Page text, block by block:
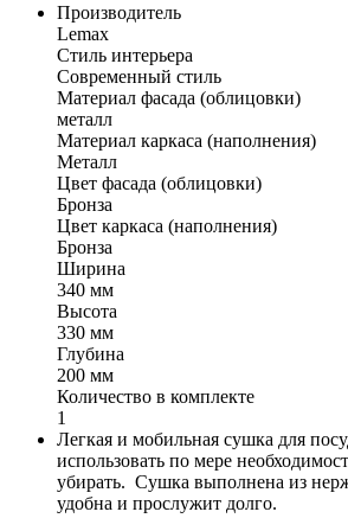
Производитель
Lemax
Стиль интерьера
Современный стиль
Материал фасада (облицовки)
металл
Материал каркаса (наполнения)
Металл
Цвет фасада (облицовки)
Бронза
Цвет каркаса (наполнения)
Бронза
Ширина
340 мм
Высота
330 мм
Глубина
200 мм
Количество в комплекте
1
Легкая и мобильная сушка для
использовать по мере
убирать. Сушка выполнена из
удобна и прослужит долго.